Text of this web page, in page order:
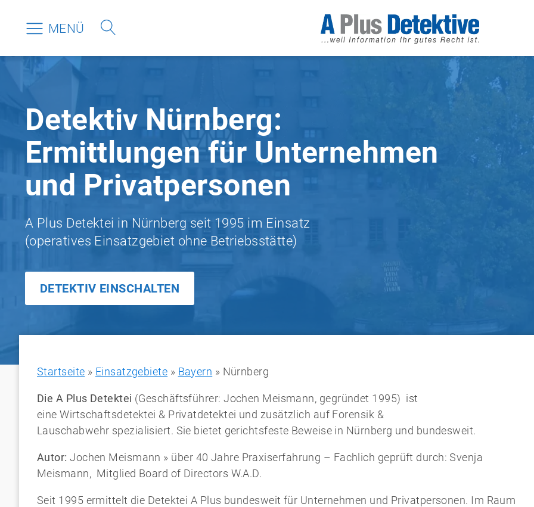
MENÜ
Detektiv Nürnberg:
Ermittlungen für Unternehmen
und Privatpersonen
A Plus Detektei in Nürnberg seit 1995 im Einsatz
(operatives Einsatzgebiet ohne Betriebsstätte)
DETEKTIV EINSCHALTEN
Startseite » Einsatzgebiete » Bayern » Nürnberg
Die A Plus Detektei (Geschäftsführer: Jochen Meismann, gegründet 1995) ist
eine Wirtschaftsdetektei & Privatdetektei und zusätzlich auf Forensik &
Lauschabwehr spezialisiert. Sie bietet gerichtsfeste Beweise in Nürnberg und bundesweit.
Autor:Jochen Meismann » über 40 Jahre Praxiserfahrung – Fachlich geprüft durch: Svenja
Meismann, Mitglied Board of Directors W.A.D.
Seit 1995 ermittelt die Detektei A Plus bundesweit für Unternehmen und Privatpersonen. Im Raum